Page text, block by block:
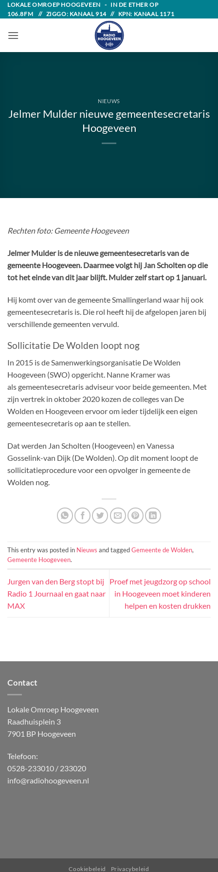
Skip
to
content
LOKALE OMROEP HOOGEVEEN - IN DE ETHER OP
106.8FM // ZIGGO: KANAAL 914 // KPN: KANAAL 1171
NIEUWS
Jelmer Mulder nieuwe gemeentesecretaris
Hoogeveen
Rechten foto: Gemeente Hoogeveen
Jelmer Mulder is de nieuwe gemeentesecretaris van de
gemeente Hoogeveen. Daarmee volgt hij Jan Scholten op die
tot het einde van dit jaar blijft. Mulder zelf start op 1 januari.
Hij komt over van de gemeente Smallingerland waar hij ook
gemeentesecretaris is. Die rol heeft hij de afgelopen jaren bij
verschillende gemeenten vervuld.
Sollicitatie De Wolden loopt nog
In 2015 is de Samenwerkingsorganisatie De Wolden
Hoogeveen (SWO) opgericht. Nanne Kramer was
als gemeentesecretaris adviseur voor beide gemeenten. Met
zijn vertrek in oktober 2020 kozen de colleges van De
Wolden en Hoogeveen ervoor om ieder tijdelijk een eigen
gemeentesecretaris op aan te stellen.
Dat werden Jan Scholten (Hoogeveen) en Vanessa
Gosselink-van Dijk (De Wolden). Op dit moment loopt de
sollicitatieprocedure voor een opvolger in gemeente de
Wolden nog.
This entry was posted in Nieuws and taggedGemeente de Wolden,
Gemeente Hoogeveen.
Jurgen van den Berg stopt bij
Radio 1 Journaal en gaat naar
MAX
Proef met jeugdzorg op school
in Hoogeveen moet kinderen
helpen en kosten drukken
Contact
Lokale Omroep Hoogeveen
Raadhuisplein 3
7901 BP Hoogeveen
Telefoon:
0528-233010 / 233020
info@radiohoogeveen.nl
Cookiebeleid Privacybeleid